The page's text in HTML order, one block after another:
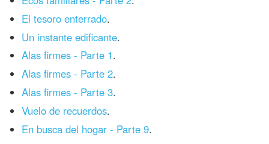
El tesoro enterrado.
Un instante edificante.
Alas firmes - Parte 1.
Alas firmes - Parte 2.
Alas firmes - Parte 3.
Vuelo de recuerdos.
En busca del hogar - Parte 9.